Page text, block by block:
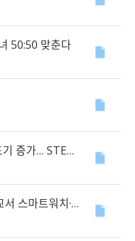
50:50 맞춘다
육성에도 ‘경고등’
·헤드폰 사용 금지